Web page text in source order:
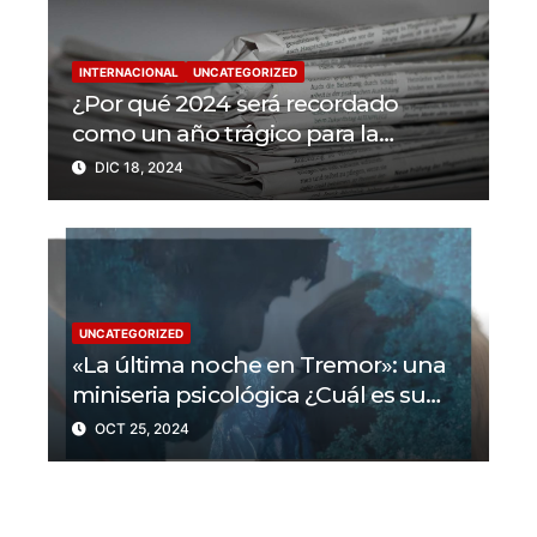
INTERNACIONAL UNCATEGORIZED
¿Por qué 2024 será recordado
como un año trágico para la
libertad de prensa? Un tercio de los
periodistas asesinados por Israel
DIC 18, 2024
UNCATEGORIZED
«La última noche en Tremor»: una
miniseria psicológica ¿Cuál es su
trama?
OCT 25, 2024